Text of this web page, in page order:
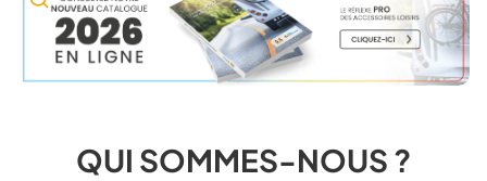
QUI SOMMES-NOUS ?